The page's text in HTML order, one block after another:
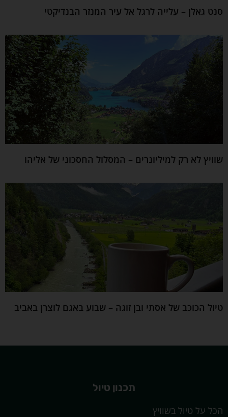
סנט גאלן – עלייה לרגל אל עיר המנזר הבנדיקטי
שוויץ לא רק למיליונרים – המסלול החסכוני של אליהו
טיול הכוכב של אסתי ובן זוגה – שבוע באגם לוצרן באביב
תכנון טיול
הכל על טיול בשוויץ